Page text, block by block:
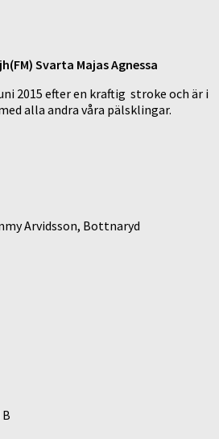
Svarta Majas Agnessa
2015 efter en kraftig stroke och är i
alla andra våra pälsklingar.
Arvidsson, Bottnaryd